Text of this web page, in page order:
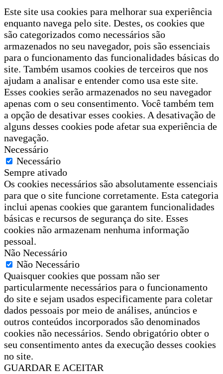
Este site usa cookies para melhorar sua experiência
enquanto navega pelo site. Destes, os cookies que
são categorizados como necessários são
armazenados no seu navegador, pois são essenciais
para o funcionamento das funcionalidades básicas do
site. Também usamos cookies de terceiros que nos
ajudam a analisar e entender como usa este site.
Esses cookies serão armazenados no seu navegador
apenas com o seu consentimento. Você também tem
a opção de desativar esses cookies. A desativação de
alguns desses cookies pode afetar sua experiência de
navegação.
Necessário
Necessário
Sempre ativado
Os cookies necessários são absolutamente essenciais
para que o site funcione corretamente. Esta categoria
inclui apenas cookies que garantem funcionalidades
básicas e recursos de segurança do site. Esses
cookies não armazenam nenhuma informação
pessoal.
Não Necessário
Não Necessário
Quaisquer cookies que possam não ser
particularmente necessários para o funcionamento
do site e sejam usados especificamente para coletar
dados pessoais por meio de análises, anúncios e
outros conteúdos incorporados são denominados
cookies não necessários. Sendo obrigatório obter o
seu consentimento antes da execução desses cookies
no site.
GUARDAR E ACEITAR